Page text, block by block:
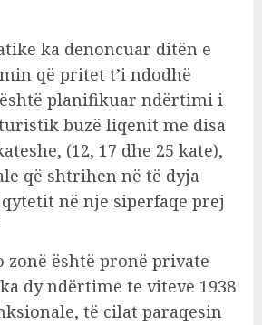
ka denoncuar ditën e
që pritet t’i ndodhë
planifikuar ndërtimi i
buzë liqenit me disa
(12, 17 dhe 25 kate),
që shtrihen në të dyja
në nje siperfaqe prej
zonë është pronë private
dy ndërtime te viteve 1938
të cilat paraqesin